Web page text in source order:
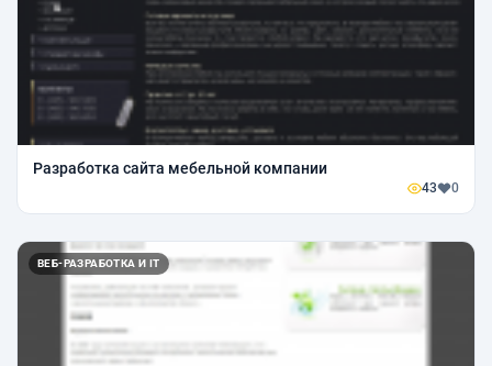
Разработка сайта мебельной компании
43 0
ВЕБ-РАЗРАБОТКА И IT